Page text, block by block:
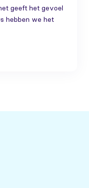
geeft het gevoel
hebben we het